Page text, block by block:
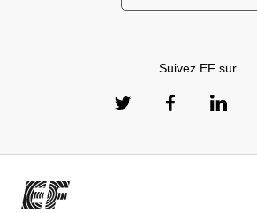
Suivez EF sur